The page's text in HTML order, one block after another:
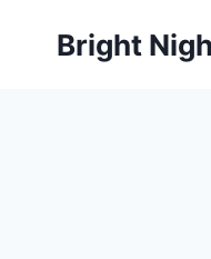
Bright